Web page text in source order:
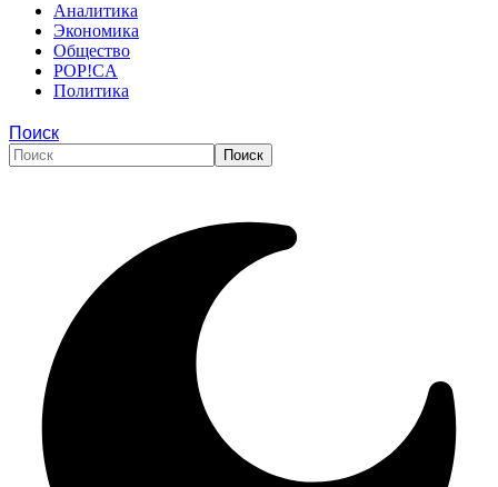
Аналитика
Экономика
Общество
POP!CA
Политика
Поиск